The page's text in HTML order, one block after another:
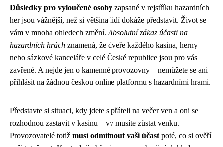
Důsledky pro vyloučené osoby zapsané v rejstříku hazardních
her jsou vážnější, než si většina lidí dokáže představit. Život se
vám v mnoha ohledech změní. Absolutní zákaz účasti na
hazardních hrách znamená, že dveře každého kasina, herny
nebo sázkové kanceláře v celé České republice jsou pro vás
zavřené. A nejde jen o kamenné provozovny – nemůžete se ani
přihlásit na žádnou českou online platformu s hazardními hrami.
Představte si situaci, kdy jdete s přáteli na večer ven a oni se
rozhodnou zastavit v kasinu – vy musíte zůstat venku.
Provozovatelé totiž musí odmítnout vaši účast poté, co si ověří